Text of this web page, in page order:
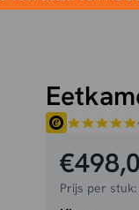
€
Prijs per stuk: